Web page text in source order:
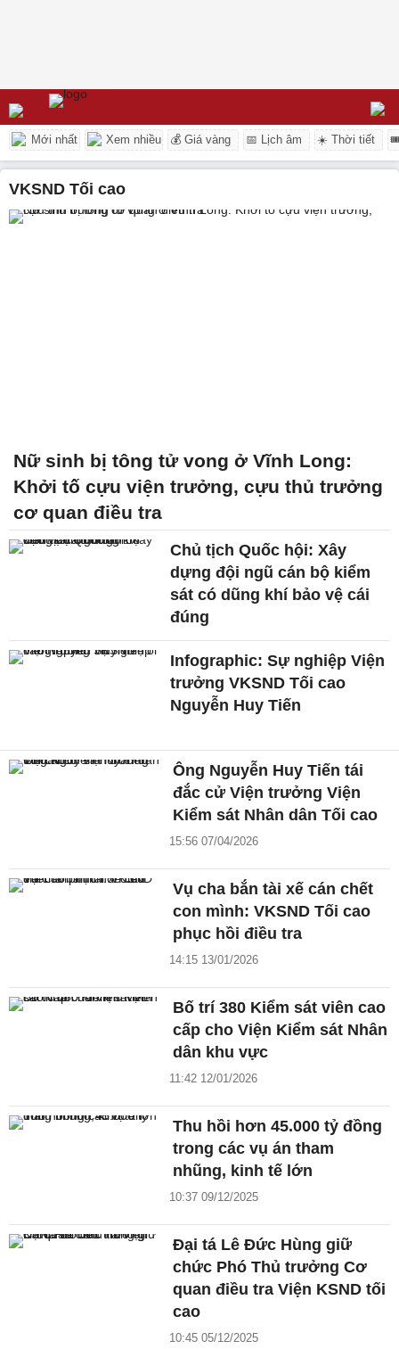
Mới nhất Xem nhiều 💰 Giá vàng 📅 Lịch âm ☀️ Thời tiết
VKSND Tối cao
Nữ sinh bị tông tử vong ở Vĩnh Long:
Khởi tố cựu viện trưởng, cựu thủ trưởng
cơ quan điều tra
Chủ tịch Quốc hội: Xây
dựng đội ngũ cán bộ kiểm
sát có dũng khí bảo vệ cái
đúng
Infographic: Sự nghiệp Viện
trưởng VKSND Tối cao
Nguyễn Huy Tiến
Ông Nguyễn Huy Tiến tái
đắc cử Viện trưởng Viện
Kiểm sát Nhân dân Tối cao
15:56 07/04/2026
Vụ cha bắn tài xế cán chết
con mình: VKSND Tối cao
phục hồi điều tra
14:15 13/01/2026
Bố trí 380 Kiểm sát viên cao
cấp cho Viện Kiểm sát Nhân
dân khu vực
11:42 12/01/2026
Thu hồi hơn 45.000 tỷ đồng
trong các vụ án tham
nhũng, kinh tế lớn
10:37 09/12/2025
Đại tá Lê Đức Hùng giữ
chức Phó Thủ trưởng Cơ
quan điều tra Viện KSND tối
cao
10:45 05/12/2025